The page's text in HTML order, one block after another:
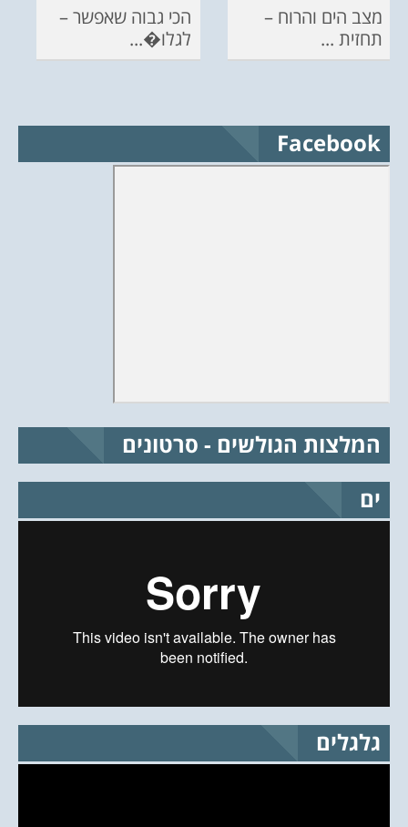
מצב הים והרוח –
תחזית ...
הכי גבוה שאפשר –
לגלו�...
Facebook
המלצות הגולשים - סרטונים
ים
גלגלים